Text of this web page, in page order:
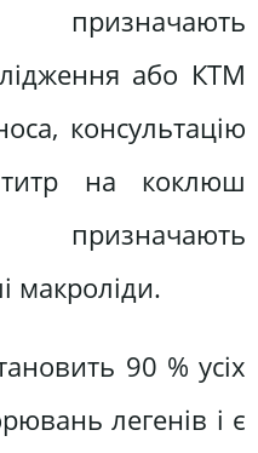
або КТМ
консультацію
на коклюш
макроліди.
90 % усіх
легенів і є